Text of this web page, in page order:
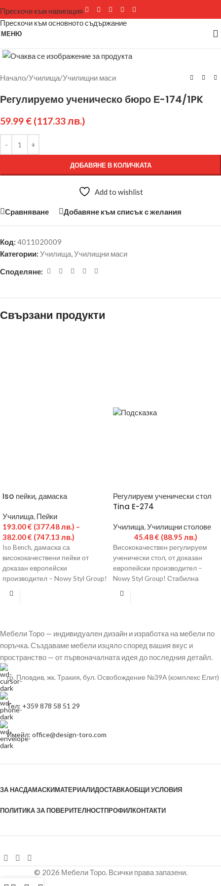
Прескочи към навигация
Прескочи към основното съдържание
МЕНЮ
Начало/Училища/Училищни маси
Регулируемо ученическо бюро Е-174/1PK
59.99 € (117.33 лв.)
ДОБАВЯНЕ В КОЛИЧКАТА
Add to wishlist
Сравняване Добавяне към списък с желания
Код: 4011020009
Категории: Училища,Училищни маси
Споделяне:
Свързани продукти
Iso пейки, дамаска
Училища, Пейки
193.00€ (377.48 лв.) –
382.00€ (747.13 лв.)
Iso Bench, дамаска са
висококачествени пейки от
доказан европейски
производител – Nowy Styl Group!
Метална основа в черен или сив
Регулируем ученически стол
Tina E-274
Училища,Училищни столове
45.48€ (88.95 лв.)
Висококачествен регулируем
ученически стол, от доказан
европейски производител –
Nowy Styl Group! Стабилна
метална рамка, прахово
Мебели Торо — индивидуален дизайн и изработка на мебели по
поръчка. Създаваме мебели изцяло според вашия вкус и
пространство — от първоначалната идея до последния детайл.
гр. Пловдив, жк. Тракия, бул. Освобождение №39А (комплекс Елит)
Тел: +359 878 58 51 29
Имейл: office@design-toro.com
ЗА НАСДАМАСКИМАТЕРИАЛИДОСТАВКАОБЩИ УСЛОВИЯ
ПОЛИТИКА ЗА ПОВЕРИТЕЛНОСТПРОФИЛКОНТАКТИ
© 2026 Мебели Торо. Всички права запазени.